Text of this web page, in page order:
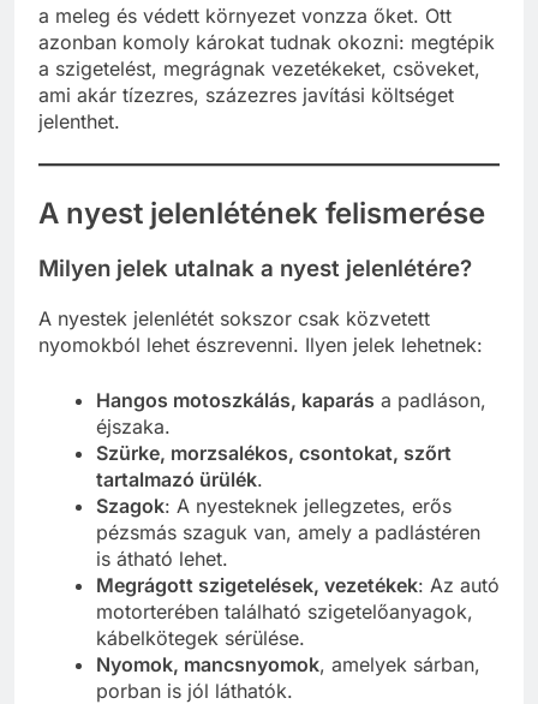
a meleg és védett környezet vonzza őket. Ott
azonban komoly károkat tudnak okozni: megtépik
a szigetelést, megrágnak vezetékeket, csöveket,
ami akár tízezres, százezres javítási költséget
jelenthet.
A nyest jelenlétének felismerése
Milyen jelek utalnak a nyest jelenlétére?
A nyestek jelenlétét sokszor csak közvetett
nyomokból lehet észrevenni. Ilyen jelek lehetnek:
Hangos motoszkálás, kaparás a padláson,
éjszaka.
Szürke, morzsalékos, csontokat, szőrt
tartalmazó ürülék.
Szagok: A nyesteknek jellegzetes, erős
pézsmás szaguk van, amely a padlástéren
is átható lehet.
Megrágott szigetelések, vezetékek: Az autó
motorterében található szigetelőanyagok,
kábelkötegek sérülése.
Nyomok, mancsnyomok, amelyek sárban,
porban is jól láthatók.